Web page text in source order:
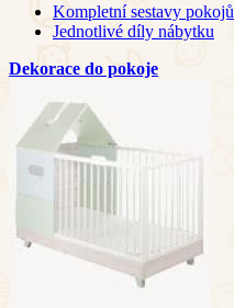
Kompletní sestavy pokojů
Jednotlivé díly nábytku
Dekorace do pokoje